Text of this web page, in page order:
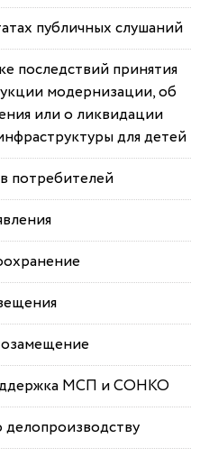
публичных слушаний
последствий принятия
модернизации, об
или о ликвидации
для детей
потребителей
МСП и СОНКО